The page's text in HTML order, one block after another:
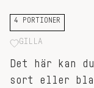
4 PORTIONER
GILLA
Det här kan
sort eller